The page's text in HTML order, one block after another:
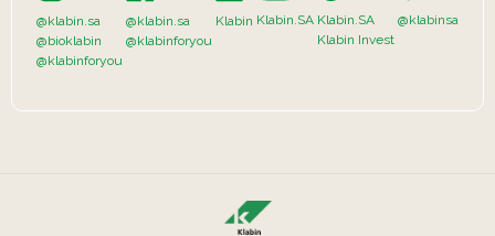
@klabin.sa
@bioklabin
@klabinforyou
@klabin.sa
@klabinforyou
Klabin Klabin.SA Klabin.SA
Klabin Invest
@klabinsa